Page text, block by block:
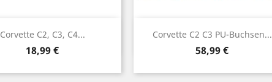
Corvette C2, C3, C4...
Preis
18,99 €
Vorschau Corvette C2 C3 PU-Buchsen...
Preis
58,99 €
Vorschau